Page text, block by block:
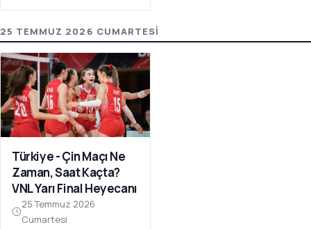
25 TEMMUZ 2026 CUMARTESI
Türkiye - Çin Maçı Ne
Zaman, Saat Kaçta?
VNL Yarı Final Heyecanı
25 Temmuz 2026
Cumartesi